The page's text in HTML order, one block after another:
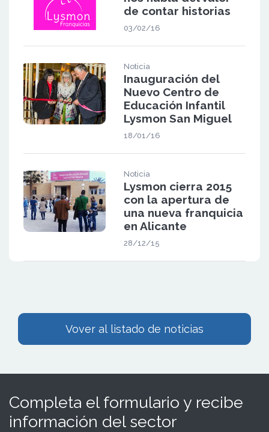
de contar historias
03/02/16
Noticia
Inauguración del
Nuevo Centro de
Educación Infantil
Lysmon San Miguel
18/01/16
Noticia
Lysmon cierra 2015
con la apertura de
una nueva franquicia
en Alicante
28/12/15
Vover al listado de noticias
Completa el formulario y recibe
información del sector